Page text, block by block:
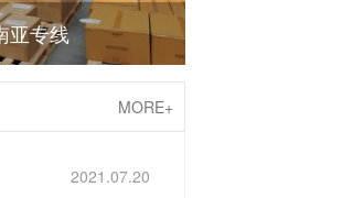
亚专线
MORE+
2021.07.20